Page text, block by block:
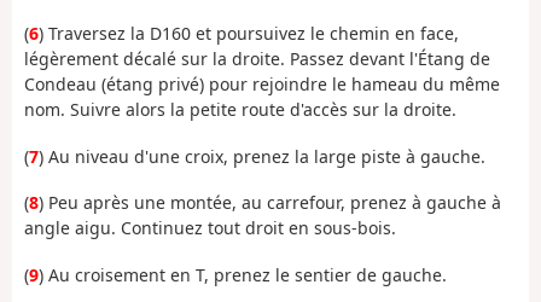
(6) Traversez la D160 et poursuivez le chemin en face,
légèrement décalé sur la droite. Passez devant l'Étang de
Condeau (étang privé) pour rejoindre le hameau du même
nom. Suivre alors la petite route d'accès sur la droite.
(7) Au niveau d'une croix, prenez la large piste à gauche.
(8) Peu après une montée, au carrefour, prenez à gauche à
angle aigu. Continuez tout droit en sous-bois.
(9) Au croisement en T, prenez le sentier de gauche.